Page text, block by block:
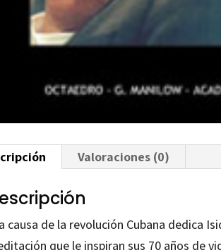
Valoraciones (0)
causa de la revolución Cubana dedica
que le inspiran sus 70 años de